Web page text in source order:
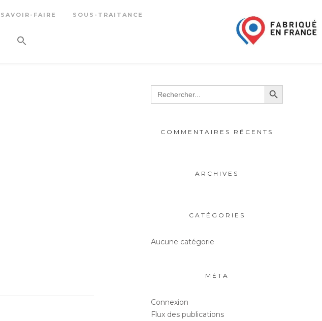
SAVOIR-FAIRE SOUS-TRAITANCE
Search
for:
Search Button
COMMENTAIRES RÉCENTS
ARCHIVES
CATÉGORIES
Aucune catégorie
MÉTA
Connexion
Flux des publications